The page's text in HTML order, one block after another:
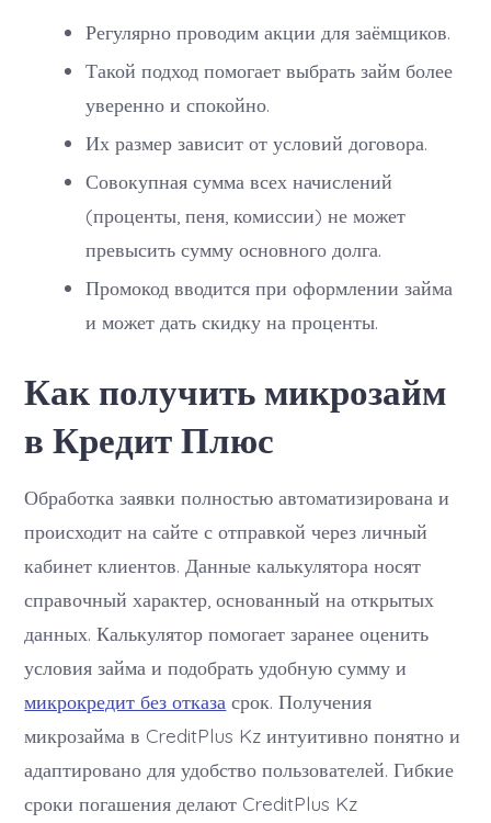
Регулярно проводим акции для заёмщиков.
Такой подход помогает выбрать займ более
уверенно и спокойно.
Их размер зависит от условий договора.
Совокупная сумма всех начислений
(проценты, пеня, комиссии) не может
превысить сумму основного долга.
Промокод вводится при оформлении займа
и может дать скидку на проценты.
Как получить микрозайм
в Кредит Плюс
Обработка заявки полностью автоматизирована и
происходит на сайте с отправкой через личный
кабинет клиентов. Данные калькулятора носят
справочный характер, основанный на открытых
данных. Калькулятор помогает заранее оценить
условия займа и подобрать удобную сумму и
микрокредит без отказа срок. Получения
микрозайма в CreditPlus Kz интуитивно понятно и
адаптировано для удобство пользователей. Гибкие
сроки погашения делают CreditPlus Kz